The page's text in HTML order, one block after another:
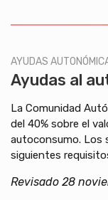
AYUDAS
Ayudas al
La Comunidad
del 40% sobre el
autoconsumo. Los
siguientes
Revisado 28